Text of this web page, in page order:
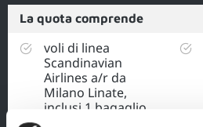
La quota comprende
voli di linea
Scandinavian
Airlines a/r da
Milano Linate,
inclusi 1 bagaglio